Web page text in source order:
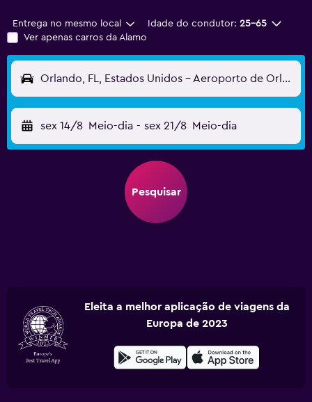
Entrega no mesmo local Idade do condutor: 25-65
Ver apenas carros da Alamo
Orlando, FL, Estados Unidos - Aeroporto de Orlando Sanford (SFB)
sex 14/8 Meio-dia - sex 21/8 Meio-dia
Pesquisar
Eleita a melhor aplicação de viagens da
Europa de 2023